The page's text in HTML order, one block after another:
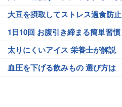
大豆を摂取してストレス過食防止
1日10回 お腹引き締まる簡単習慣
太りにくいアイス 栄養士が解説
血圧を下げる飲みもの 選び方は